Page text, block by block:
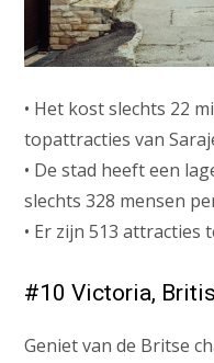
• Het kost slechts 22
topattracties van
• De stad heeft een
slechts 328 mensen
• Er zijn 513 attracties
#10 Victoria,
Geniet van de Britse